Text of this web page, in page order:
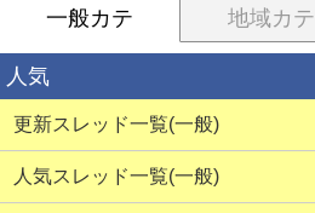
一般カテ 地域カテ
人気
更新スレッド一覧(一般)
人気スレッド一覧(一般)